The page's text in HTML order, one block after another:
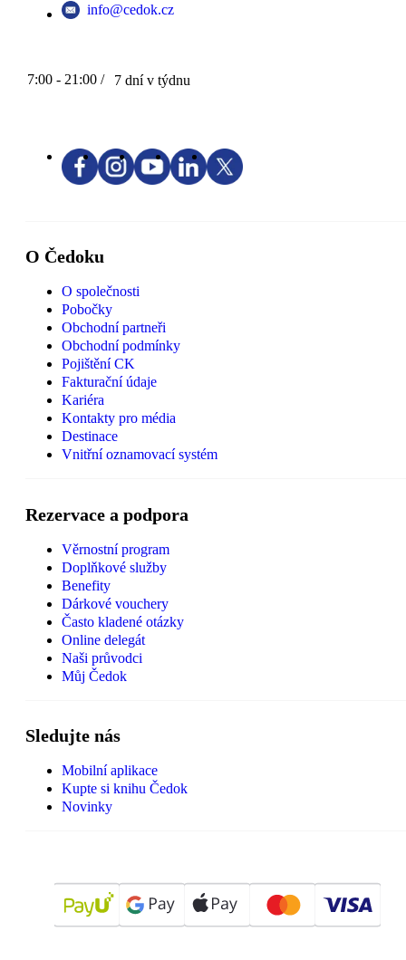
info@cedok.cz
7:00 - 21:00 / 7 dní v týdnu
O Čedoku
O společnosti
Pobočky
Obchodní partneři
Obchodní podmínky
Pojištění CK
Fakturační údaje
Kariéra
Kontakty pro média
Destinace
Vnitřní oznamovací systém
Rezervace a podpora
Věrnostní program
Doplňkové služby
Benefity
Dárkové vouchery
Často kladené otázky
Online delegát
Naši průvodci
Můj Čedok
Sledujte nás
Mobilní aplikace
Kupte si knihu Čedok
Novinky